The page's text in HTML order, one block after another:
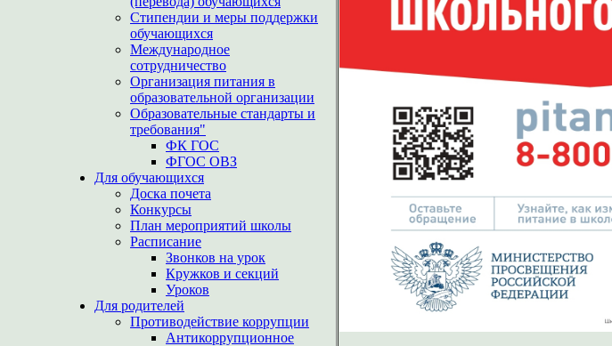
Стипендии и меры поддержки
обучающихся
Международное
сотрудничество
Организация питания в
образовательной организации
Образовательные стандарты и
требования"
ФК ГОС
ФГОС ОВЗ
Для обучающихся
Доска почета
Конкурсы
План мероприятий школы
Расписание
Звонков на урок
Кружков и секций
Уроков
Для родителей
Противодействие коррупции
Антикоррупционное